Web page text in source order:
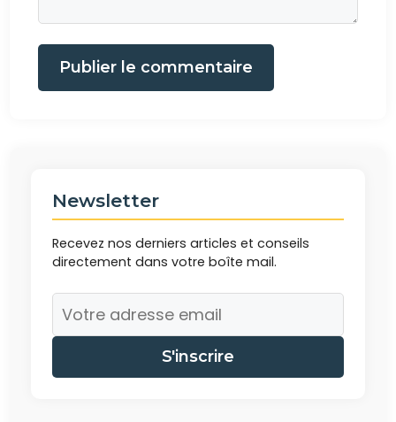
Publier le commentaire
Newsletter
Recevez nos derniers articles et conseils
directement dans votre boîte mail.
S'inscrire